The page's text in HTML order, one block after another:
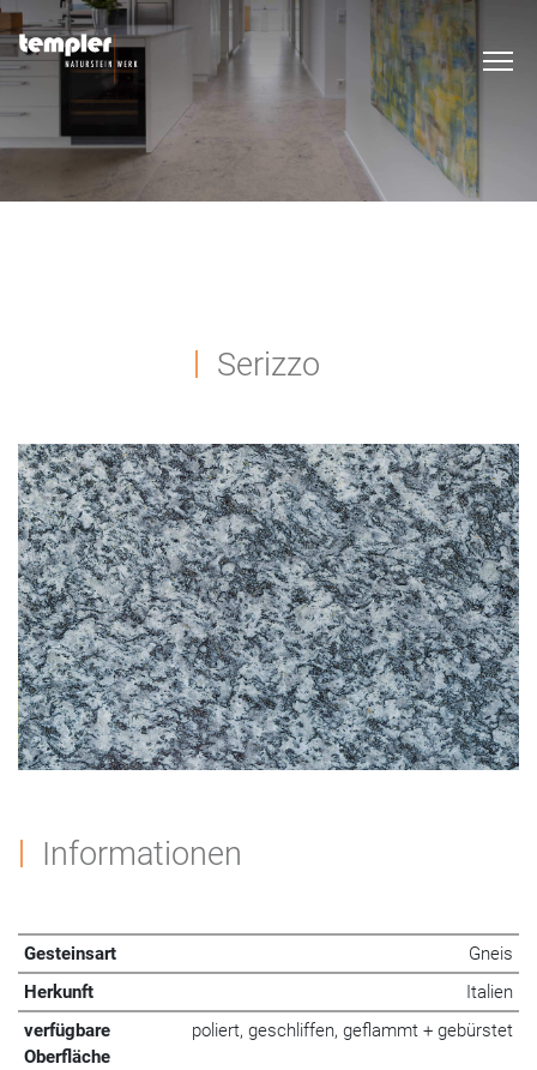
Serizzo
Informationen
Gesteinsart
Gneis
Herkunft
Italien
verfügbare
Oberfläche
poliert, geschliffen, geflammt + gebürstet